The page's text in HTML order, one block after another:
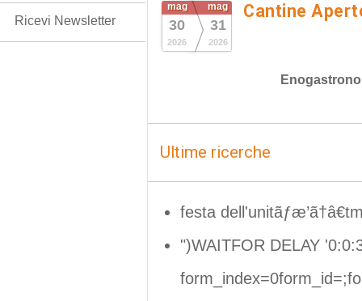
mag
30
2026
mag
31
2026
Cantine
Ultime ricerche
festa
")WAITFOR DELAY
Ricevi Newsletter